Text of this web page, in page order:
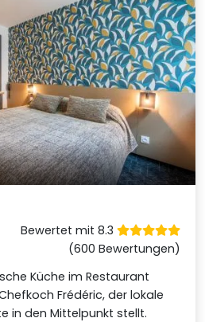
Bewertet mit 8.3
(600 Bewertungen)
Küche im Restaurant
Frédéric, der lokale
in den Mittelpunkt stellt.